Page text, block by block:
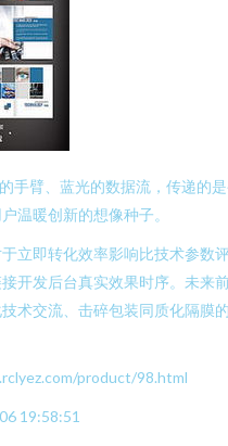
臂、蓝光的数据流，传递的
温暖创新的想像种子。
立即转化效率影响比技术参数
开发后台真实效果时序。未
术交流、击碎包装同质化隔
product/98.html
19:58:51